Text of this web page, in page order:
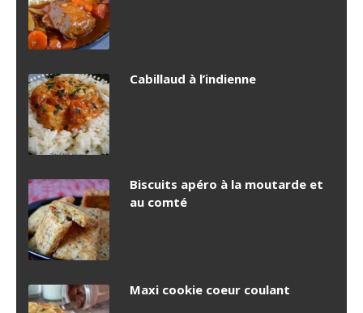
Cabillaud à l’indienne
Biscuits apéro à la moutarde et
au comté
Maxi cookie coeur coulant